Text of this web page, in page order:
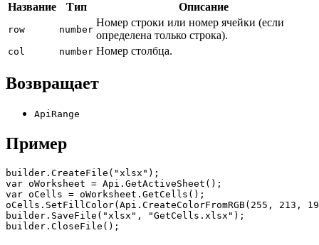
Название Тип Описание
row number
Номер строки или номер ячейки (если
определена только строка).
col number Номер столбца.
Возвращает
ApiRange
Пример
builder.CreateFile("xlsx");
var oWorksheet = Api.GetActiveSheet();
var oCells = oWorksheet.GetCells();
oCells.SetFillColor(Api.CreateColorFromRGB(255, 213,
builder.SaveFile("xlsx", "GetCells.xlsx");
builder.CloseFile();